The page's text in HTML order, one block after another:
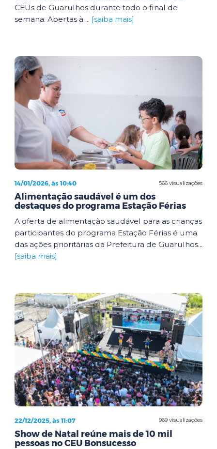
CEUs de Guarulhos durante todo o final de
semana. Abertas à ... [saiba mais]
566 visualizações
14/01/2026, às 10:40
Alimentação saudável é um dos
destaques do programa Estação Férias
A oferta de alimentação saudável para as crianças
participantes do programa Estação Férias é uma
das ações prioritárias da Prefeitura de Guarulhos...
[saiba mais]
969 visualizações
22/12/2025, às 11:07
Show de Natal reúne mais de 10 mil
pessoas no CEU Bonsucesso